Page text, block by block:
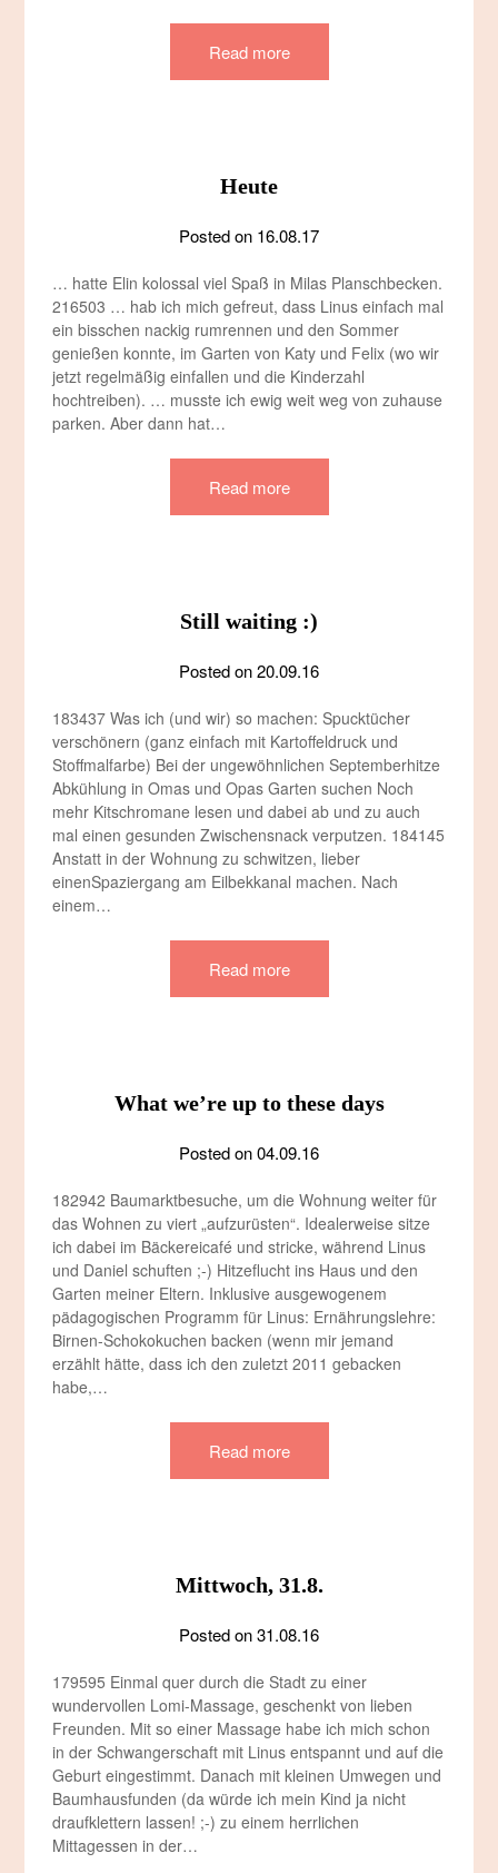
Read more
Heute
Posted on 16.08.17
… hatte Elin kolossal viel Spaß in Milas Planschbecken.
216503 … hab ich mich gefreut, dass Linus einfach mal
ein bisschen nackig rumrennen und den Sommer
genießen konnte, im Garten von Katy und Felix (wo wir
jetzt regelmäßig einfallen und die Kinderzahl
hochtreiben). … musste ich ewig weit weg von zuhause
parken. Aber dann hat…
Read more
Still waiting :)
Posted on20.09.16
183437 Was ich (und wir) so machen: Spucktücher
verschönern (ganz einfach mit Kartoffeldruck und
Stoffmalfarbe) Bei der ungewöhnlichen Septemberhitze
Abkühlung in Omas und Opas Garten suchen Noch
mehr Kitschromane lesen und dabei ab und zu auch
mal einen gesunden Zwischensnack verputzen. 184145
Anstatt in der Wohnung zu schwitzen, lieber
einenSpaziergang am Eilbekkanal machen. Nach
einem…
Read more
What we’re up to these days
Posted on04.09.16
182942 Baumarktbesuche, um die Wohnung weiter für
das Wohnen zu viert „aufzurüsten“. Idealerweise sitze
ich dabei im Bäckereicafé und stricke, während Linus
und Daniel schuften ;-) Hitzeflucht ins Haus und den
Garten meiner Eltern. Inklusive ausgewogenem
pädagogischen Programm für Linus: Ernährungslehre:
Birnen-Schokokuchen backen (wenn mir jemand
erzählt hätte, dass ich den zuletzt 2011 gebacken
habe,…
Read more
Mittwoch, 31.8.
Posted on31.08.16
179595 Einmal quer durch die Stadt zu einer
wundervollen Lomi-Massage, geschenkt von lieben
Freunden. Mit so einer Massage habe ich mich schon
in der Schwangerschaft mit Linus entspannt und auf die
Geburt eingestimmt. Danach mit kleinen Umwegen und
Baumhausfunden (da würde ich mein Kind ja nicht
draufklettern lassen! ;-) zu einem herrlichen
Mittagessen in der…